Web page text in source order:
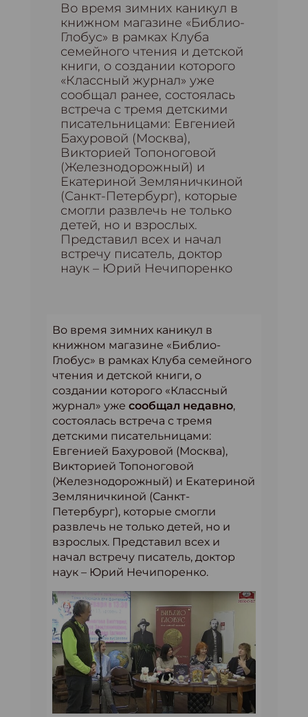
Во время зимних каникул в
книжном магазине «Библио-
Глобус» в рамках Клуба
семейного чтения и детской
книги, о создании которого
«Классный журнал» уже
сообщал ранее, состоялась
встреча с тремя детскими
писательницами: Евгенией
Бахуровой (Москва),
Викторией Топоноговой
(Железнодорожный) и
Екатериной Земляничкиной
(Санкт-Петербург), которые
смогли развлечь не только
детей, но и взрослых.
Представил всех и начал
встречу писатель, доктор
наук – Юрий Нечипоренко
Во время зимних каникул в
книжном магазине «Библио-
Глобус» в рамках Клуба семейного
чтения и детской книги, о
создании которого «Классный
журнал» уже сообщал недавно,
состоялась встреча с тремя
детскими писательницами:
Евгенией Бахуровой (Москва),
Викторией Топоноговой
(Железнодорожный) и Екатериной
Земляничкиной (Санкт-
Петербург), которые смогли
развлечь не только детей, но и
взрослых. Представил всех и
начал встречу писатель, доктор
наук – Юрий Нечипоренко.